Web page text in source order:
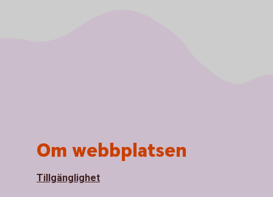
Om webbplatsen
Tillgänglighet